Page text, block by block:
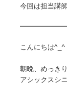
今回は担当講
こんにちは^_^
朝晩、めっき
アシックスシ